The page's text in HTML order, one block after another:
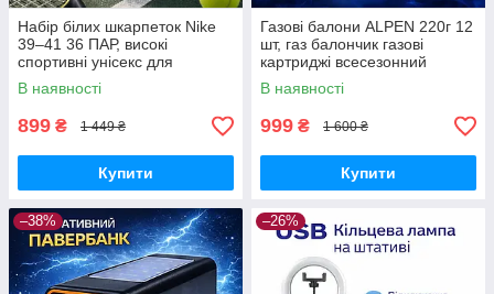
Набір білих шкарпеток Nike
39–41 36 ПАР, високі
спортивні унісекс для
щоденного використання
В наявності
899 ₴ 1 449 ₴
Купити
Газові балони ALPEN 220г 12
шт, газ балончик газові
картриджі всесезонний
пропан-бутан для
портативних плит, пальників
та кемпінгу
В наявності
999 ₴ 1 600 ₴
Купити
–38% –26%